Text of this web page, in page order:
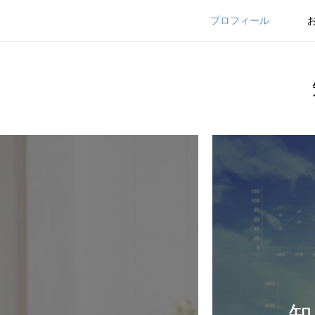
プロフィール